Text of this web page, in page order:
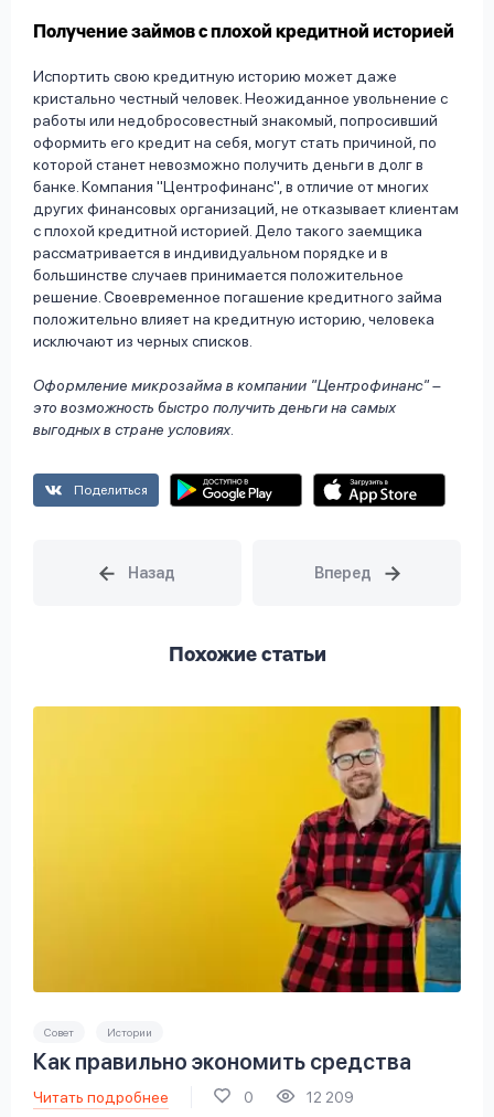
Получение займов с плохой кредитной историей
Испортить свою кредитную историю может даже
кристально честный человек. Неожиданное увольнение с
работы или недобросовестный знакомый, попросивший
оформить его кредит на себя, могут стать причиной, по
которой станет невозможно получить деньги в долг в
банке. Компания "Центрофинанс", в отличие от многих
других финансовых организаций, не отказывает клиентам
с плохой кредитной историей. Дело такого заемщика
рассматривается в индивидуальном порядке и в
большинстве случаев принимается положительное
решение. Своевременное погашение кредитного займа
положительно влияет на кредитную историю, человека
исключают из черных списков.
Оформление микрозайма в компании "Центрофинанс" –
это возможность быстро получить деньги на самых
выгодных в стране условиях.
Поделиться
Похожие статьи
Совет Истории
Как правильно экономить средства
Читать подробнее 0 12 209